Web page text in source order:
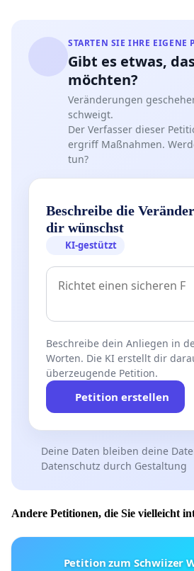
STARTEN SIE IHRE EIGENE
Gibt es etwas,
möchten?
Veränderungen
schweigt.
Der Verfasser dieser
ergriff Maßnahmen.
tun?
Beschreibe die
dir wünschst
KI-gestützt
Beschreibe dein Anliegen in
Worten. Die KI erstellt dir
überzeugende Petition.
Petition erstellen
Deine Daten bleiben deine
Datenschutz durch Gestaltung
Andere Petitionen, die Sie vielleicht
Petition zum Schwiizer